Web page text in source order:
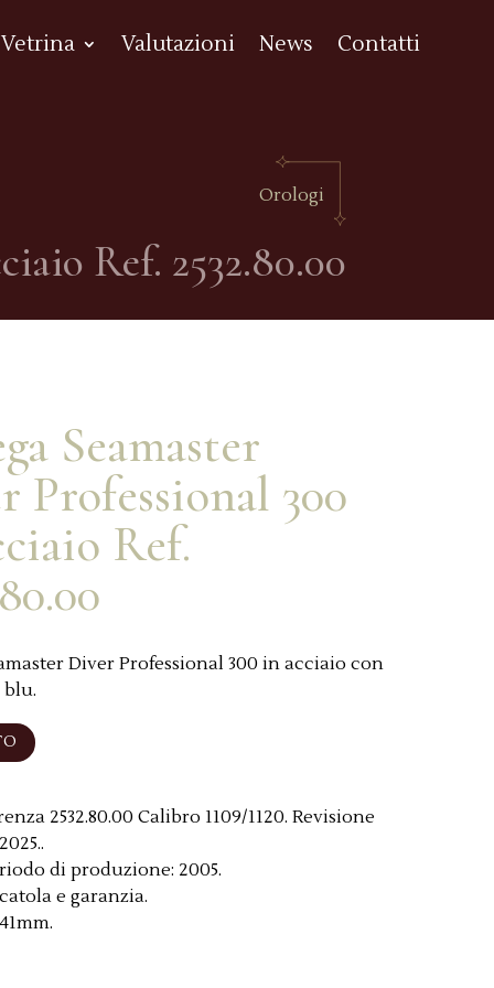
Vetrina Valutazioni News Contatti
Orologi
Ref. 2532.80.00
Seamaster
Professional 300
Ref.
Diver Professional 300 in acciaio con
2532.80.00 Calibro 1109/1120. Revisione
di produzione: 2005.
e garanzia.